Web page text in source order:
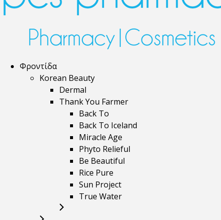
Φροντίδα
Korean Beauty
Dermal
Thank You Farmer
Back To
Back To Iceland
Miracle Age
Phyto Relieful
Be Beautiful
Rice Pure
Sun Project
True Water